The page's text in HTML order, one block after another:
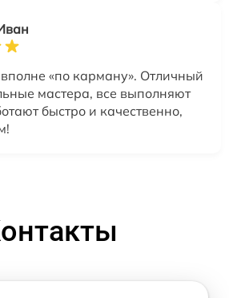
«по карману». Отличный
мастера, все выполняют
быстро и качественно,